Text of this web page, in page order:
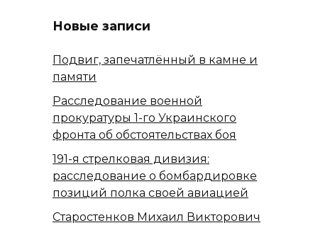
Новые записи
Подвиг, запечатлённый в камне и
памяти
Расследование военной
прокуратуры 1-го Украинского
фронта об обстоятельствах боя
191-я стрелковая дивизия:
расследование о бомбардировке
позиций полка своей авиацией
Старостенков Михаил Викторович